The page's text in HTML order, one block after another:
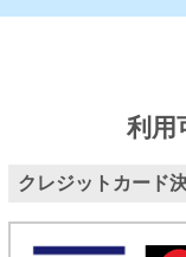
利用
クレジットカード